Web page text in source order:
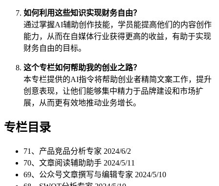
如何利用这些知识实现财务自由？
通过掌握AI辅助创作技能，学员能提高他们的内容创作
能力，从而在自媒体行业获得更高的收益，有助于实现
财务自由的目标。
这个专栏如何帮助我的创业之路？
本专栏提供的AI指令将帮助创业者精简文案工作，提升
创意表现，让他们能够集中精力于品牌建设和市场扩
展，从而更有效地推动业务增长。
专栏目录
71、产品竞品分析专家 2024/6/2
70、文章阅读辅助助手 2024/5/11
69、公众号文章撰写与编辑专家 2024/5/10